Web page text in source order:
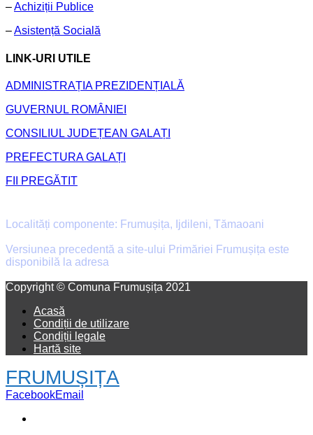
–Achiziții Publice
–Asistență Socială
LINK-URI UTILE
ADMINISTRAȚIA PREZIDENȚIALĂ
GUVERNUL ROMÂNIEI
CONSILIUL JUDEȚEAN GALAȚI
PREFECTURA GALAȚI
FII PREGĂTIT
Localități componente: Frumușița, Ijdileni, Tămaoani
Versiunea precedentă a site-ului Primăriei Frumușița este
disponibilă la adresa
Copyright © Comuna Frumușița 2021
Acasă
Condiții de utilizare
Condiții legale
Hartă site
FRUMUȘIȚA
FacebookEmail